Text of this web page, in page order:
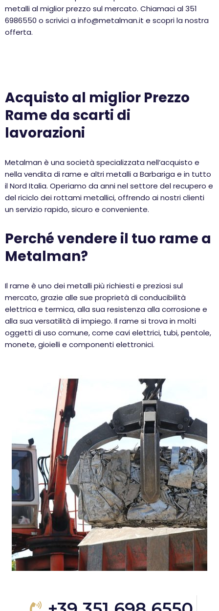
metalli al miglior prezzo sul mercato. Chiamaci al 351
6986550 o scrivici a info@metalman.it e scopri la nostra
offerta.
Acquisto al miglior Prezzo
Rame da scarti di
lavorazioni
Metalman è una società specializzata nell’acquisto e
nella vendita di rame e altri metalli a Barbariga e in tutto
il Nord Italia. Operiamo da anni nel settore del recupero e
del riciclo dei rottami metallici, offrendo ai nostri clienti
un servizio rapido, sicuro e conveniente.
Perché vendere il tuo rame a
Metalman?
Il rame è uno dei metalli più richiesti e preziosi sul
mercato, grazie alle sue proprietà di conducibilità
elettrica e termica, alla sua resistenza alla corrosione e
alla sua versatilità di impiego. Il rame si trova in molti
oggetti di uso comune, come cavi elettrici, tubi, pentole,
monete, gioielli e componenti elettronici.